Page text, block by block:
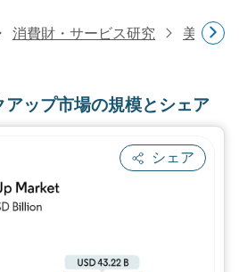
消費財・サービス研究 美容・
アップ市場の規模とシェア
シェア